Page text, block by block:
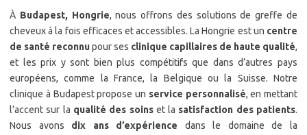
À Budapest, Hongrie, nous offrons des solutions de greffe de
cheveux à la fois efficaces et accessibles. La Hongrie est un centre
de santé reconnupour ses clinique capillaires de haute qualité,
et les prix y sont bien plus compétitifs que dans d’autres pays
européens, comme la France, la Belgique ou la Suisse. Notre
clinique à Budapest propose un service personnalisé, en mettant
l’accent sur la qualité des soinset la satisfaction des patients.
Nous avons dix ans d’expérience dans le domaine de la